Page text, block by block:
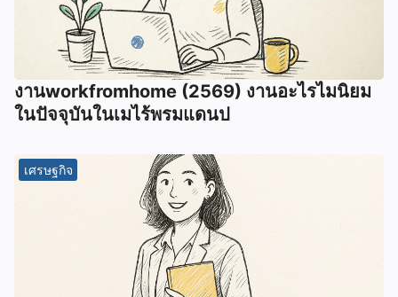
งานworkfromhome (2569) งานอะไรไมนิยม
ในปัจจุบันในเมไร้พรมแดนป
เศรษฐกิจ